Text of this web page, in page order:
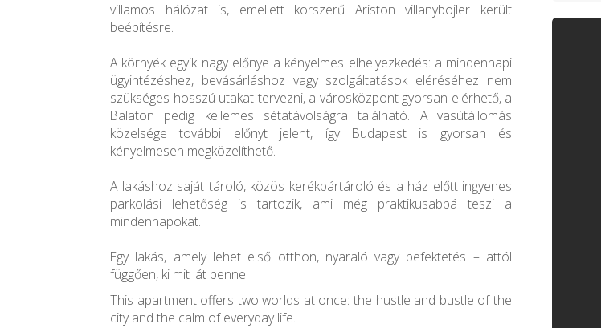
villamos hálózat is, emellett korszerű Ariston villanybojler került
beépítésre.
A környék egyik nagy előnye a kényelmes elhelyezkedés: a mindennapi
ügyintézéshez, bevásárláshoz vagy szolgáltatások eléréséhez nem
szükséges hosszú utakat tervezni, a városközpont gyorsan elérhető, a
Balaton pedig kellemes sétatávolságra található. A vasútállomás
közelsége további előnyt jelent, így Budapest is gyorsan és
kényelmesen megközelíthető.
A lakáshoz saját tároló, közös kerékpártároló és a ház előtt ingyenes
parkolási lehetőség is tartozik, ami még praktikusabbá teszi a
mindennapokat.
Egy lakás, amely lehet első otthon, nyaraló vagy befektetés – attól
függően, ki mit lát benne.
This apartment offers two worlds at once: the hustle and bustle of the
city and the calm of everyday life.